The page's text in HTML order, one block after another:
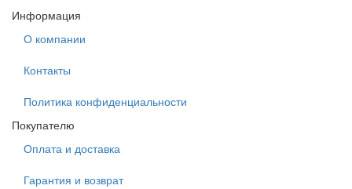
Информация
О компании
Контакты
Политика конфиденциальности
Покупателю
Оплата и доставка
Гарантия и возврат